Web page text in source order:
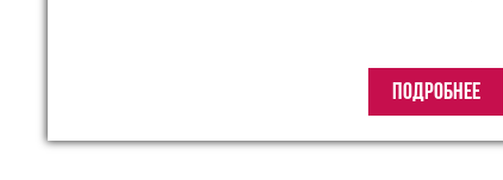
ПОДРОБНЕЕ